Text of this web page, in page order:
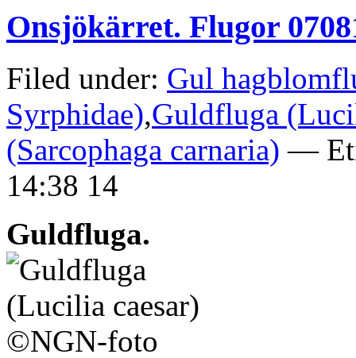
Onsjökärret. Flugor
Filed under: Gul
Syrphidae),Guldfluga
(Sarcophaga carnaria) —
14:38 14
Guldfluga.